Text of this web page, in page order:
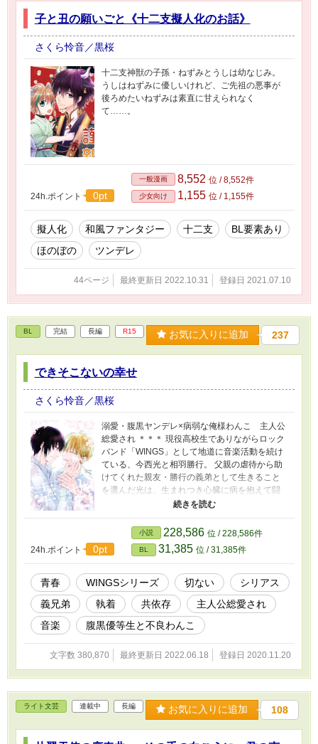
子と丑の願いごと《十二支擬人化のお話》
さくら怜音／黒桜
十二支神獣の子孫・ねずみとうしは幼なじみ。
うしはねずみに優しいけれど、ご先祖の悪事が
後ろめたいねずみは素直に甘えられなく
て……。
24h.ポイント 0pt
一般漫画 8,552 位 / 8,552件
少女向け 1,155 位 / 1,155件
擬人化 和風ファンタジー 十二支
BL要素あり
ほのぼの
ツンデレ
44ページ 最終更新日 2022.10.31 登録日 2021.07.10
BL 完結 長編 R15 お気に入りに追加 237
できそこないの幸せ
さくら怜音／黒桜
溺愛・腹黒ヤンデレ×病弱な俺様わんこ 主人公
総愛され ＊＊＊ 現役高校生でありながらロック
バンド「WINGS」として地道に音楽活動を続け
ている、今西光と相羽勝行。 父親の虐待から助
けてくれた親友・勝行の義弟として生きること
を選んだ光は、生まれつき心臓に病を抱えて闘
病中。大学受験を控えながらも、光を過保護に
日四つ葉のクローバー伝説を聞いた光は、勝行
にプレゼントしたくて自分も探し始める。だが
そう簡単には見つからず、病弱な身体は悲鳴を
あげてしまう。 音楽活動の相棒として、義兄弟
として、互いの手を取り生涯寄り添うことを選
んだ二人の純愛青春物語。 ★★★ WINGSシリ
ーズ本編第２部 ★★★ 高校3年生の物語を収録
しています。 ▶本編Ⅰ 背徳の堕天使 全2巻
（kindle電子書籍）の続編になります。読めない
方向けににあらすじをつけています。 冒頭の人
物紹介＆あらすじページには内容のネタバレも
含まれますのでご注意ください。 ※前作「両翼
少年協奏曲」とは同じ時系列の話です 視点や展
開が多少異なります。単品でも楽しめますが、
できれば両方ご覧いただけると嬉しいです ※主
人公は被虐待のトラウマを抱えています。軽度
な暴力シーンがあります。苦手な方はご注意く
24h.ポイント 0pt
小説 228,586 位 / 228,586件
BL 31,385 位 / 31,385件
青春 WINGSシリーズ 切ない
シリアス
義兄弟
執着 共依存
主人公総愛され
音楽
腹黒優等生と不良わんこ
文字数 380,870 最終更新日 2022.06.18 登録日 2020.11.20
ライト文芸 連載中 長編 お気に入りに追加 108